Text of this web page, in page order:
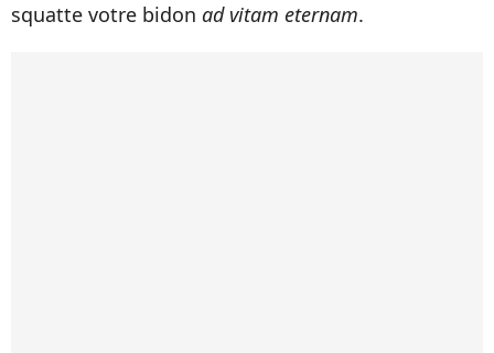
squatte votre bidon ad vitam eternam.